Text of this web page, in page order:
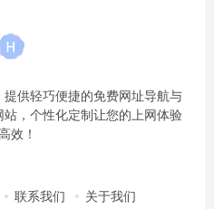
供轻巧便捷的免费网址导航与
，个性化定制让您的上网体验
效！
联系我们 关于我们